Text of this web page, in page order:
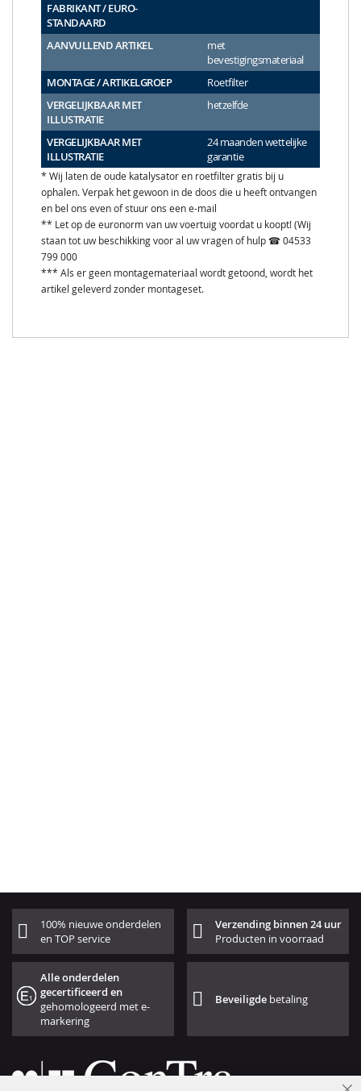
FABRIKANT / EURO-
STANDAARD
AANVULLEND ARTIKEL
met
bevestigingsmateriaal
MONTAGE / ARTIKELGROEP
Roetfilter
VERGELIJKBAAR MET
ILLUSTRATIE
hetzelfde
VERGELIJKBAAR MET
ILLUSTRATIE
24 maanden wettelijke
garantie
* Wij laten de oude katalysator en roetfilter gratis bij u
ophalen. Verpak het gewoon in de doos die u heeft ontvangen
en bel ons even of stuur ons een e-mail
** Let op de euronorm van uw voertuig voordat u koopt! (Wij
staan tot uw beschikking voor al uw vragen of hulp ☎ 04533
799 000
*** Als er geen montagemateriaal wordt getoond, wordt het
artikel geleverd zonder montageset.
100% nieuwe onderdelen
en TOP service
Verzending binnen 24 uur
Producten in voorraad
Alle onderdelen
gecertificeerd en
gehomologeerd met e-
markering
Beveiligde betaling